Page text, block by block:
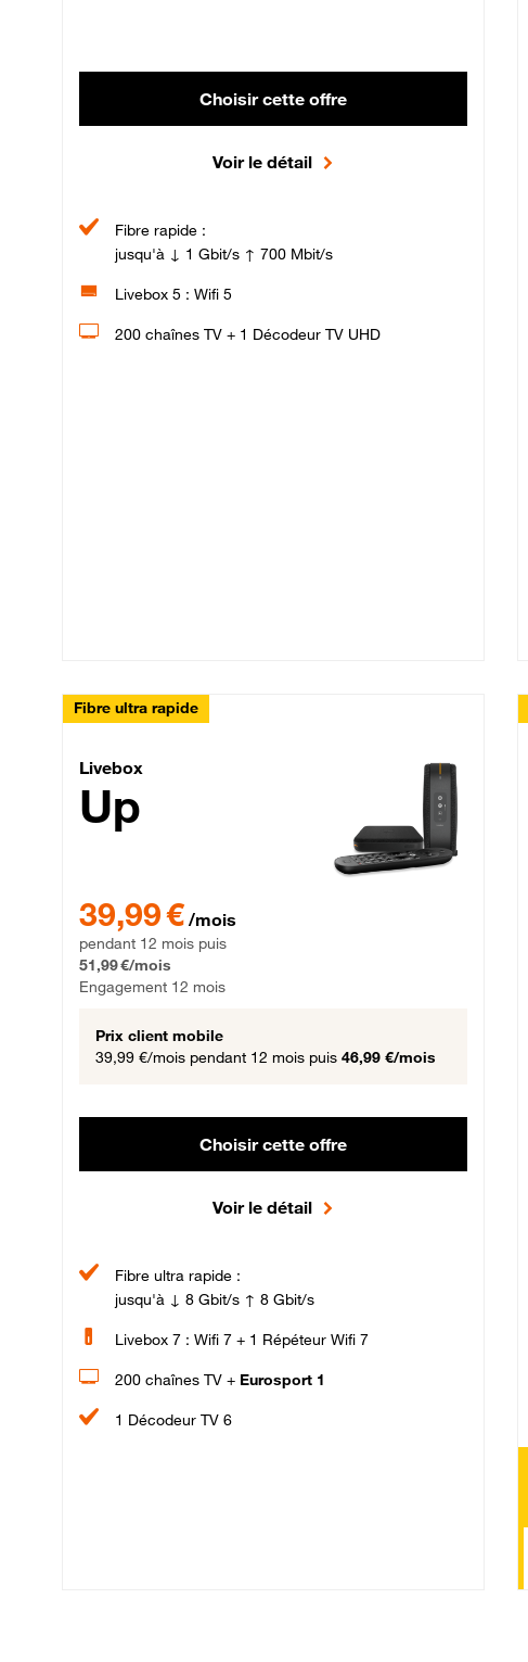
Choisir cette offre
Voir le détail
Fibre rapide :
jusqu'à ↓ 1 Gbit/s ↑ 700 Mbit/s
Livebox 5 : Wifi 5
200 chaînes TV + 1 Décodeur TV UHD
Fibre ultra rapide
Livebox Up Fibre
Livebox
Up
39,99 € /mois
pendant 12 mois puis
51,99 €/mois
Engagement 12 mois
Prix client mobile
39,99 €/mois pendant 12 mois puis 46,99 €/mois
Choisir cette offre
Voir le détail
Fibre ultra rapide :
jusqu'à ↓ 8 Gbit/s ↑ 8 Gbit/s
Livebox 7 : Wifi 7 + 1 Répéteur Wifi 7
200 chaînes TV + Eurosport 1
1 Décodeur TV 6